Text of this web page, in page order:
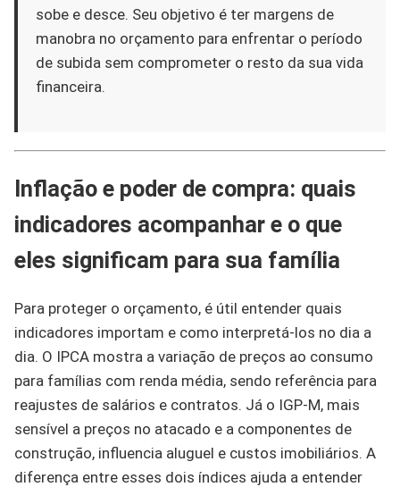
sobe e desce. Seu objetivo é ter margens de
manobra no orçamento para enfrentar o período
de subida sem comprometer o resto da sua vida
financeira.
Inflação e poder de compra: quais
indicadores acompanhar e o que
eles significam para sua família
Para proteger o orçamento, é útil entender quais
indicadores importam e como interpretá-los no dia a
dia. O IPCA mostra a variação de preços ao consumo
para famílias com renda média, sendo referência para
reajustes de salários e contratos. Já o IGP-M, mais
sensível a preços no atacado e a componentes de
construção, influencia aluguel e custos imobiliários. A
diferença entre esses dois índices ajuda a entender